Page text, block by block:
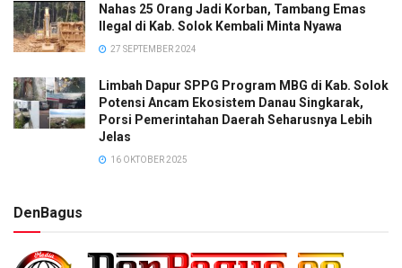
Nahas 25 Orang Jadi Korban, Tambang Emas
Ilegal di Kab. Solok Kembali Minta Nyawa
27 SEPTEMBER 2024
Limbah Dapur SPPG Program MBG di Kab. Solok
Potensi Ancam Ekosistem Danau Singkarak,
Porsi Pemerintahan Daerah Seharusnya Lebih
Jelas
16 OKTOBER 2025
DenBagus